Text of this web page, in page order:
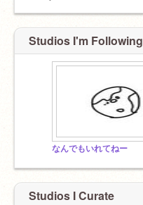
Studios I'm Following
なんでもいれてねー
Studios I Curate